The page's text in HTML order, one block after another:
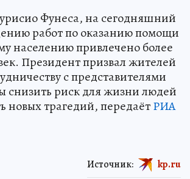
Фунеса, на сегодняшний
работ по оказанию помощи
населению привлечено более
Президент призвал жителей
с представителями
снизить риск для жизни людей
новых трагедий, передаётРИА
Источник: kp.ru